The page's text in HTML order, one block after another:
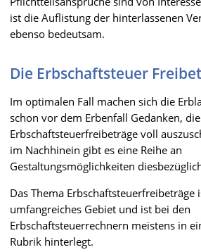
ist die Auflistung der hinterlassenen
ebenso bedeutsam.
Die Erbschaftsteuer
Im optimalen Fall machen sich die
schon vor dem Erbenfall Gedanken, die
Erbschaftsteuerfreibeträge voll
im Nachhinein gibt es eine Reihe an
Gestaltungsmöglichkeiten
Das Thema Erbschaftsteuerfreibeträge
umfangreiches Gebiet und ist bei den
Erbschaftsteuerrechnern meistens in
Rubrik hinterlegt.